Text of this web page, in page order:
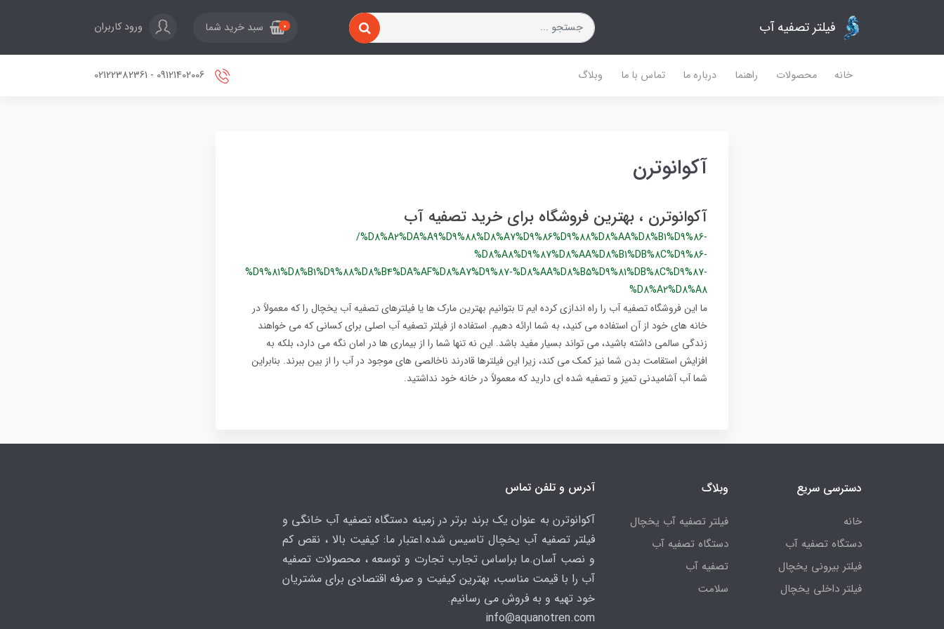
فیلتر تصفیه آب 0 سبد خرید شما ورود کاربران
خانه محصولات راهنما درباره ما تماس با ما وبلاگ
آکوانوترن
آکوانوترن ، بهترین فروشگاه برای خرید تصفیه آب
/%D8%A2%DA%A9%D9%88%D8%A7%D9%86%D9%88%D8%AA%D8%B1%D9%86-
%D8%A8%D9%87%D8%AA%D8%B1%DB%8C%D9%86-
%D9%81%D8%B1%D9%88%D8%B4%DA%AF%D8%A7%D9%87-%D8%AA%D8%B5%D9%81%DB%8C%D9%87-
%D8%A2%D8%A8
ما این فروشگاه تصفیه آب را راه اندازی کرده ایم تا بتوانیم بهترین مارک ها یا فیلترهای تصفیه آب یخچال را که معمولاً در
خانه های خود از آن استفاده می کنید، به شما ارائه دهیم. استفاده از فیلتر تصفیه آب اصلی برای کسانی که می خواهند
زندگی سالمی داشته باشید، می تواند بسیار مفید باشد. این نه تنها شما را از بیماری ها در امان نگه می دارد، بلکه به
افزایش استقامت بدن شما نیز کمک می کند، زیرا این فیلترها قادرند ناخالصی های موجود در آب را از بین ببرند. بنابراین
شما آب آشامیدنی تمیز و تصفیه شده ای دارید که معمولاً در خانه خود نداشتید.
دسترسی سریع
خانه
دستگاه تصفیه آب
فیلتر بیرونی یخچال
فیلتر داخلی یخچال
وبلاگ
فیلتر تصفیه آب یخچال
دستگاه تصفیه آب
تصفیه آب
سلامت
آدرس و تلفن تماس
آکوانوترن به عنوان یک برند برتر در زمینه دستگاه تصفیه آب خانگی و
فیلتر تصفیه آب یخچال تاسیس شده.اعتبار ما: کیفیت بالا ، نقص کم
و نصب آسان.ما براساس تجارب تجارت و توسعه ، محصولات تصفیه
آب را با قیمت مناسب، بهترین کیفیت و صرفه اقتصادی برای مشتریان
خود تهیه و به فروش می رسانیم.
info@aquanotren.com